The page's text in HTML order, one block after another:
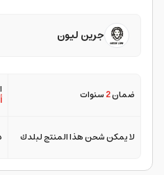
جرين ليون
ضمان2سنوات
لا يمكن شحن هذا المنتج لبلدك